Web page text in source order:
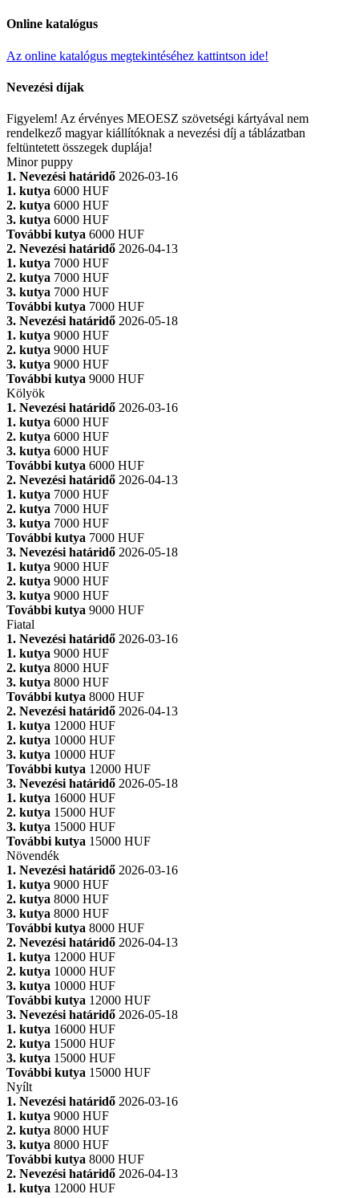
Online katalógus
Az online katalógus megtekintéséhez kattintson ide!
Nevezési díjak
Figyelem! Az érvényes MEOESZ szövetségi kártyával nem
rendelkező magyar kiállítóknak a nevezési díj a táblázatban
feltüntetett összegek duplája!
Minor puppy
1. Nevezési határidő 2026-03-16
1. kutya 6000 HUF
2. kutya 6000 HUF
3. kutya 6000 HUF
További kutya 6000 HUF
2. Nevezési határidő 2026-04-13
1. kutya 7000 HUF
2. kutya 7000 HUF
3. kutya 7000 HUF
További kutya 7000 HUF
3. Nevezési határidő 2026-05-18
1. kutya 9000 HUF
2. kutya 9000 HUF
3. kutya 9000 HUF
További kutya 9000 HUF
Kölyök
1. Nevezési határidő 2026-03-16
1. kutya 6000 HUF
2. kutya 6000 HUF
3. kutya 6000 HUF
További kutya 6000 HUF
2. Nevezési határidő 2026-04-13
1. kutya 7000 HUF
2. kutya 7000 HUF
3. kutya 7000 HUF
További kutya 7000 HUF
3. Nevezési határidő 2026-05-18
1. kutya 9000 HUF
2. kutya 9000 HUF
3. kutya 9000 HUF
További kutya 9000 HUF
Fiatal
1. Nevezési határidő 2026-03-16
1. kutya 9000 HUF
2. kutya 8000 HUF
3. kutya 8000 HUF
További kutya 8000 HUF
2. Nevezési határidő 2026-04-13
1. kutya 12000 HUF
2. kutya 10000 HUF
3. kutya 10000 HUF
További kutya 12000 HUF
3. Nevezési határidő 2026-05-18
1. kutya 16000 HUF
2. kutya 15000 HUF
3. kutya 15000 HUF
További kutya 15000 HUF
Növendék
1. Nevezési határidő 2026-03-16
1. kutya 9000 HUF
2. kutya 8000 HUF
3. kutya 8000 HUF
További kutya 8000 HUF
2. Nevezési határidő 2026-04-13
1. kutya 12000 HUF
2. kutya 10000 HUF
3. kutya 10000 HUF
További kutya 12000 HUF
3. Nevezési határidő 2026-05-18
1. kutya 16000 HUF
2. kutya 15000 HUF
3. kutya 15000 HUF
További kutya 15000 HUF
Nyílt
1. Nevezési határidő 2026-03-16
1. kutya 9000 HUF
2. kutya 8000 HUF
3. kutya 8000 HUF
További kutya 8000 HUF
2. Nevezési határidő 2026-04-13
1. kutya 12000 HUF